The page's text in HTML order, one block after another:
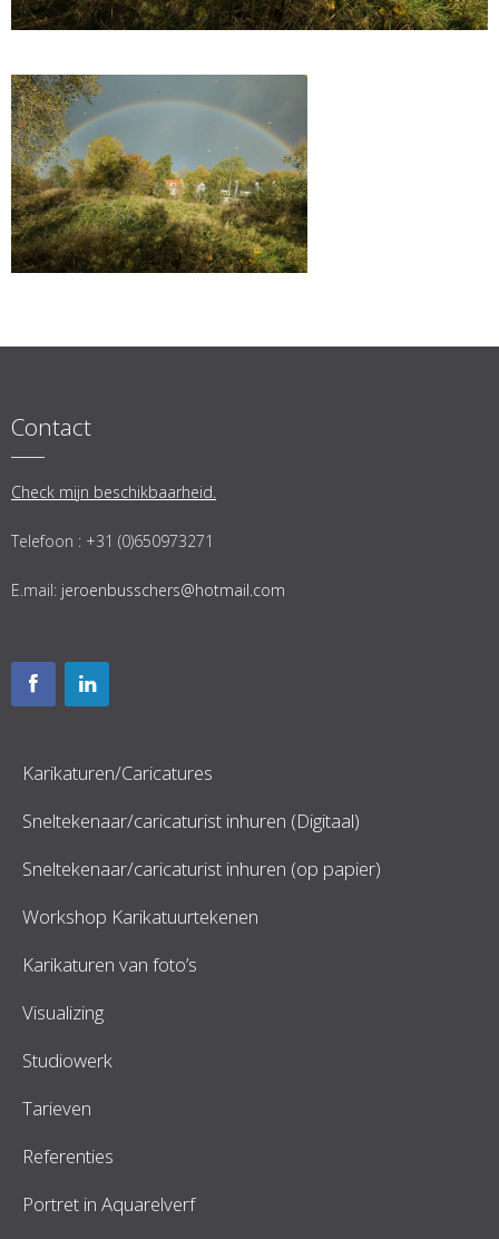
Contact
Check mijn beschikbaarheid.
Telefoon : +31 (0)650973271
E.mail: jeroenbusschers@hotmail.com
Karikaturen/Caricatures
Sneltekenaar/caricaturist inhuren (Digitaal)
Sneltekenaar/caricaturist inhuren (op papier)
Workshop Karikatuurtekenen
Karikaturen van foto’s
Visualizing
Studiowerk
Tarieven
Referenties
Portret in Aquarelverf